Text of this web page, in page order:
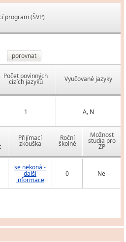
program (ŠVP)
porovnat
Počet povinných
cizích jazyků Vyučované jazyky
1 A, N
Přijímací
zkouška
Roční
školné
Možnost
studia pro
ZP
se nekoná -
další
informace
0 Ne